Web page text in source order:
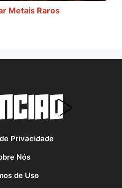
Metais Raros
Privacidade
Nós
de Uso